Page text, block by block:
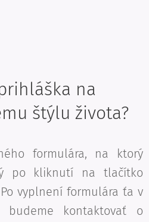
na
štýlu života?
formulára, na ktorý
po kliknutí na tlačítko
vyplnení formulára ťa v
budeme kontaktovať o